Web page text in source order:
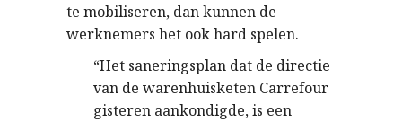
te mobiliseren, dan kunnen de
werknemers het ook hard spelen.
“Het saneringsplan dat de directie
van de warenhuisketen Carrefour
gisteren aankondigde, is een